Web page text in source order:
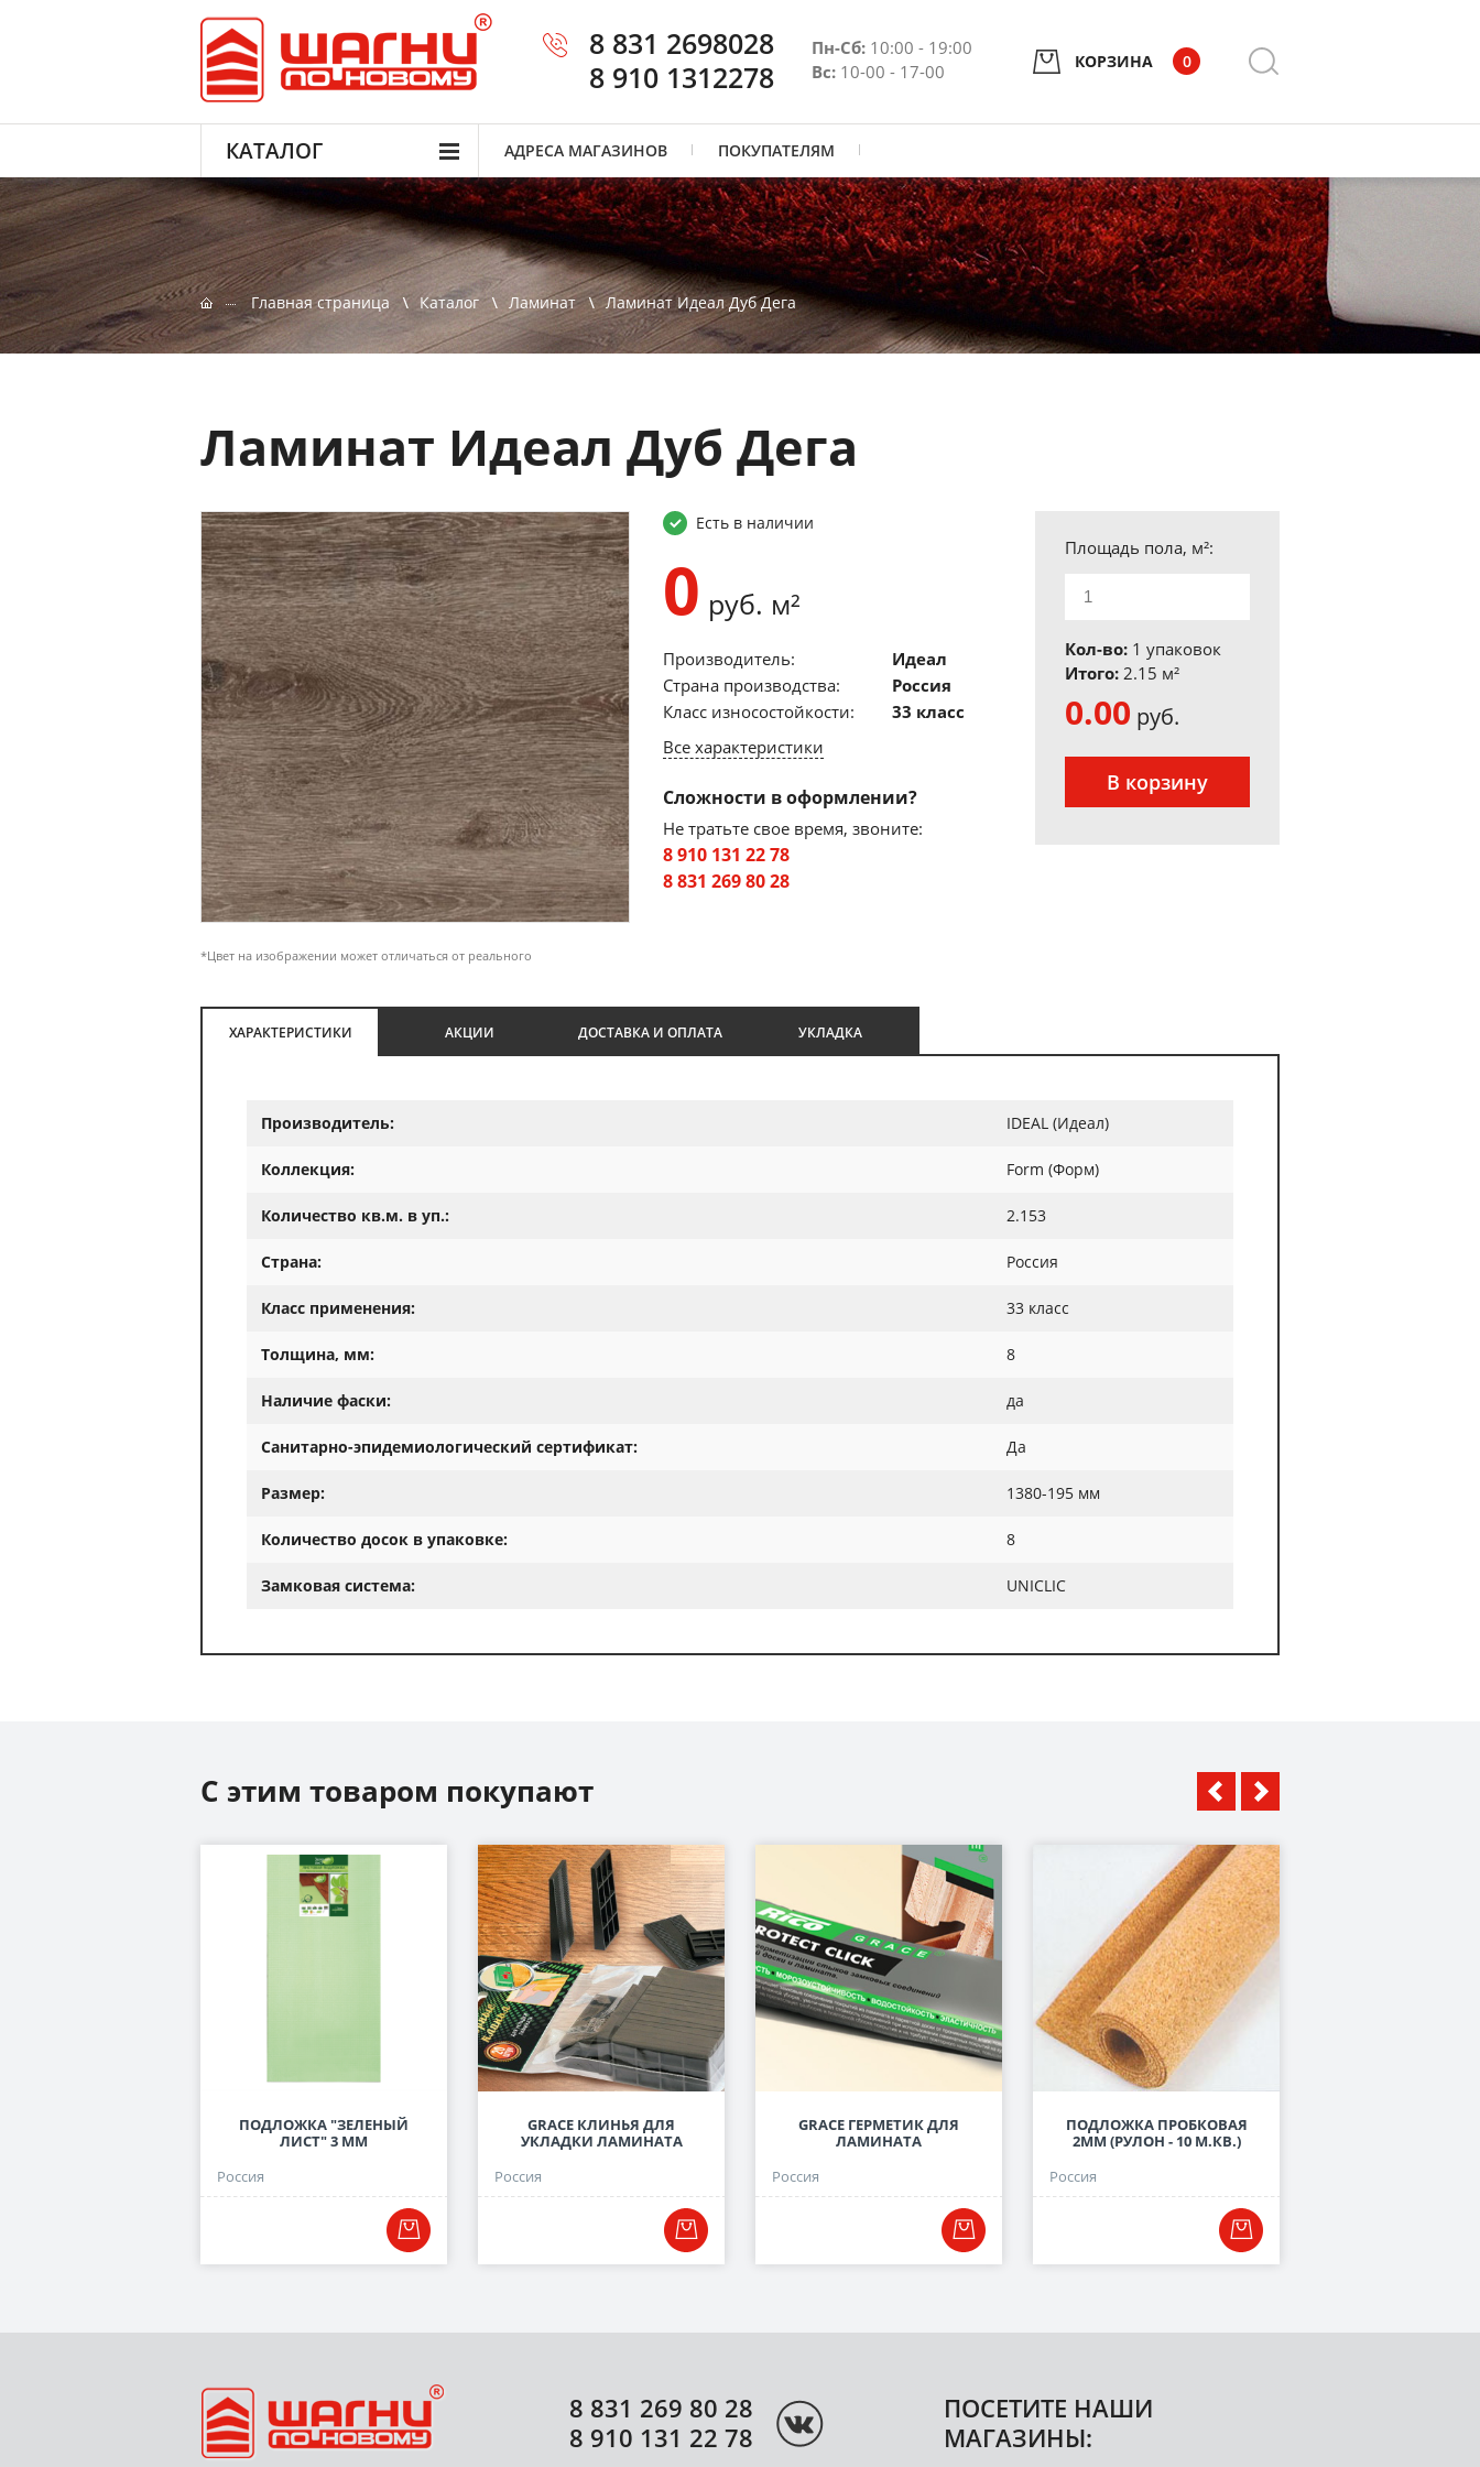
8 831 2698028
8 910 1312278
Пн-Сб: 10:00 - 19:00
Вс: 10-00 - 17-00 КОРЗИНА 0
КАТАЛОГ АДРЕСА МАГАЗИНОВ ПОКУПАТЕЛЯМ
Главная страница Каталог Ламинат Ламинат Идеал Дуб Дега
Ламинат Идеал Дуб Дега
*Цвет на изображении может отличаться от реального
Есть в наличии
0 руб. м²
Производитель:
Идеал
Страна производства:
Россия
Класс износостойкости:
33 класс
Все характеристики
Сложности в оформлении?
Не тратьте свое время, звоните:
8 910 131 22 78
8 831 269 80 28
Площадь пола, м²:
Кол-во: 1 упаковок
Итого: 2.15 м²
0.00 руб.
В корзину
ХАРАКТЕРИСТИКИ АКЦИИ ДОСТАВКА И ОПЛАТА УКЛАДКА
Производитель: IDEAL (Идеал)
Коллекция: Form (Форм)
Количество кв.м. в уп.: 2.153
Страна: Россия
Класс применения: 33 класс
Толщина, мм: 8
Наличие фаски: да
Санитарно-эпидемиологический сертификат: Да
Размер: 1380-195 мм
Количество досок в упаковке: 8
Замковая система: UNICLIC
С этим товаром покупают
ПОДЛОЖКА "ЗЕЛЕНЫЙ
ЛИСТ" 3 ММ
Россия
GRACE КЛИНЬЯ ДЛЯ
УКЛАДКИ ЛАМИНАТА
Россия
GRACE ГЕРМЕТИК ДЛЯ
ЛАМИНАТА
Россия
ПОДЛОЖКА ПРОБКОВАЯ
2ММ (РУЛОН - 10 М.КВ.)
Россия
8 831 269 80 28
8 910 131 22 78
ПОСЕТИТЕ НАШИ
МАГАЗИНЫ: